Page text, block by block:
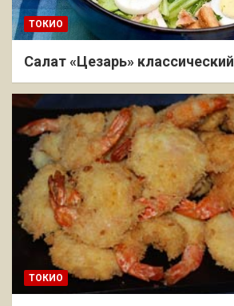
ТОКИО
Салат «Цезарь» классический
ТОКИО